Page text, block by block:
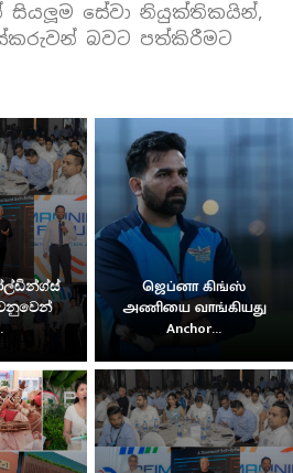
සියලූම සේවා නියුක්තිකයින්,
බවට පත්කිරීමට
ஜெப்னா கிங்ஸ்
அணியை வாங்கியது
Anchor...